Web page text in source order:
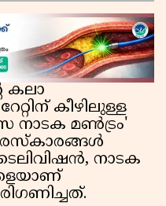
കലാ
കീഴിലുള്ള
നാടക മൺട്രം'
ടെലിവിഷൻ, നാടക